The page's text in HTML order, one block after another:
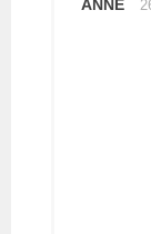
ANNE